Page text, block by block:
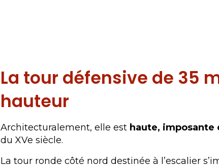
La tour défensive de 35
hauteur
Architecturalement, elle est haute, imposante
du XVe siècle.
La tour ronde côté nord destinée à l’escalier